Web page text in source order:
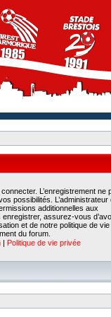
L’enregistrement ne
possibilités. L’administrateur
additionnelles aux
assurez-vous
et de notre politique de
du forum.
| Politique de vie privée